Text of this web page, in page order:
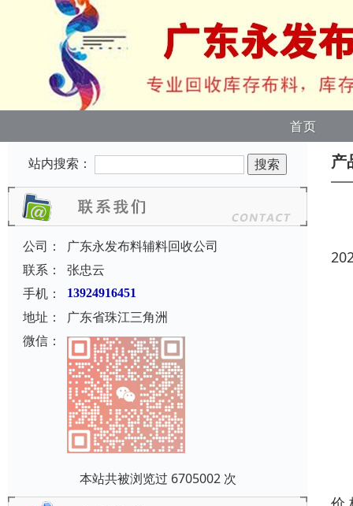
首页
站内搜索：
公司：
广东永发布料辅料回收公司
联系：
张忠云
手机：
13924916451
地址：
广东省珠江三角洲
微信：
本站共被浏览过 6705002 次
产